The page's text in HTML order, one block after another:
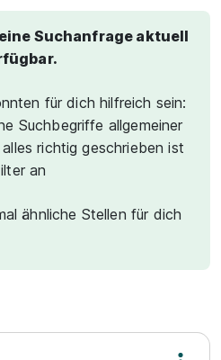
Suchanfrage aktuell
für dich hilfreich sein:
Suchbegriffe allgemeiner
richtig geschrieben ist
an
ähnliche Stellen für dich